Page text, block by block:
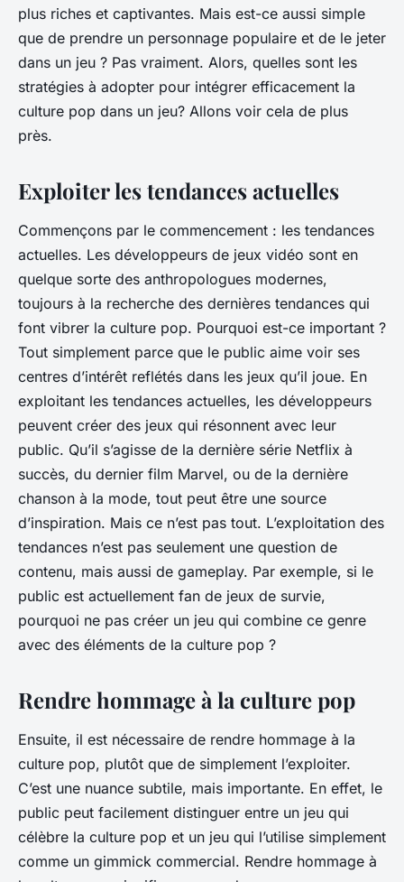
plus riches et captivantes. Mais est-ce aussi simple
que de prendre un personnage populaire et de le jeter
dans un jeu ? Pas vraiment. Alors, quelles sont les
stratégies à adopter pour intégrer efficacement la
culture pop dans un jeu? Allons voir cela de plus
près.
Exploiter les tendances actuelles
Commençons par le commencement : les tendances
actuelles. Les développeurs de jeux vidéo sont en
quelque sorte des anthropologues modernes,
toujours à la recherche des dernières tendances qui
font vibrer la culture pop. Pourquoi est-ce important ?
Tout simplement parce que le public aime voir ses
centres d’intérêt reflétés dans les jeux qu’il joue. En
exploitant les tendances actuelles, les développeurs
peuvent créer des jeux qui résonnent avec leur
public. Qu’il s’agisse de la dernière série Netflix à
succès, du dernier film Marvel, ou de la dernière
chanson à la mode, tout peut être une source
d’inspiration. Mais ce n’est pas tout. L’exploitation des
tendances n’est pas seulement une question de
contenu, mais aussi de gameplay. Par exemple, si le
public est actuellement fan de jeux de survie,
pourquoi ne pas créer un jeu qui combine ce genre
avec des éléments de la culture pop ?
Rendre hommage à la culture pop
Ensuite, il est nécessaire de rendre hommage à la
culture pop, plutôt que de simplement l’exploiter.
C’est une nuance subtile, mais importante. En effet, le
public peut facilement distinguer entre un jeu qui
célèbre la culture pop et un jeu qui l’utilise simplement
comme un gimmick commercial. Rendre hommage à